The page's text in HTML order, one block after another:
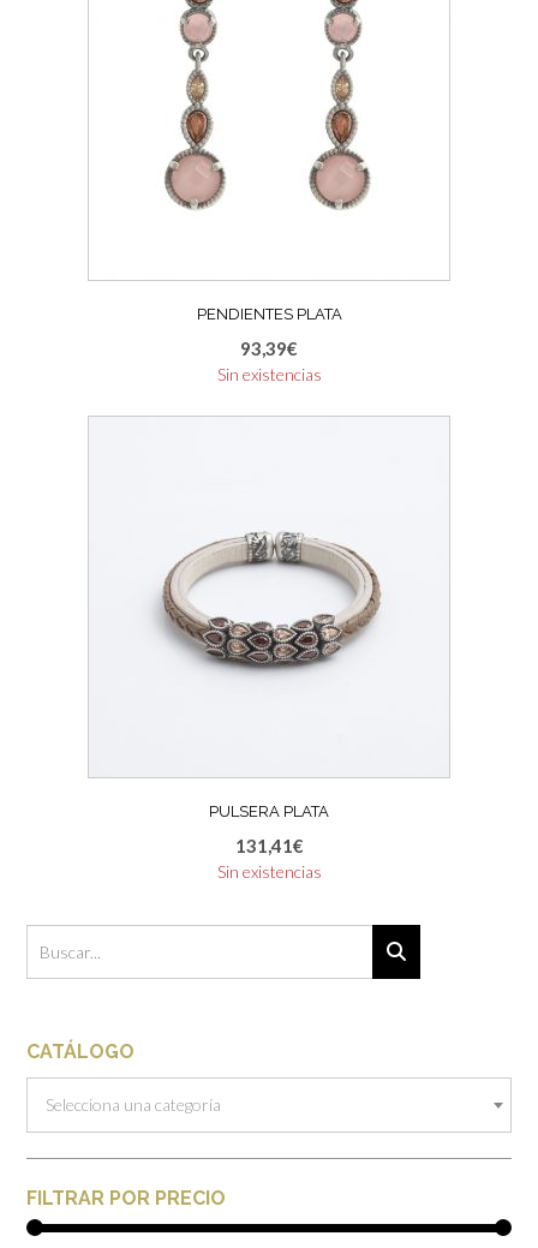
PENDIENTES PLATA
93,39€
Sin existencias
PULSERA PLATA
131,41€
Sin existencias
CATÁLOGO
Selecciona una categoría
FILTRAR POR PRECIO